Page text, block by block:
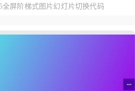
全屏阶梯式图片幻灯片切换代码